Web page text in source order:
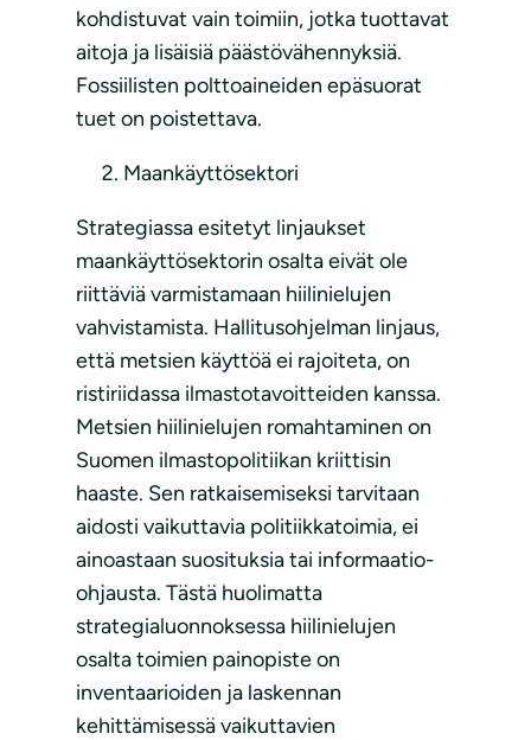
kohdistuvat vain toimiin, jotka tuottavat
aitoja ja lisäisiä päästövähennyksiä.
Fossiilisten polttoaineiden epäsuorat
tuet on poistettava.
Maankäyttösektori
Strategiassa esitetyt linjaukset
maankäyttösektorin osalta eivät ole
riittäviä varmistamaan hiilinielujen
vahvistamista. Hallitusohjelman linjaus,
että metsien käyttöä ei rajoiteta, on
ristiriidassa ilmastotavoitteiden kanssa.
Metsien hiilinielujen romahtaminen on
Suomen ilmastopolitiikan kriittisin
haaste. Sen ratkaisemiseksi tarvitaan
aidosti vaikuttavia politiikkatoimia, ei
ainoastaan suosituksia tai informaatio-
ohjausta. Tästä huolimatta
strategialuonnoksessa hiilinielujen
osalta toimien painopiste on
inventaarioiden ja laskennan
kehittämisessä vaikuttavien